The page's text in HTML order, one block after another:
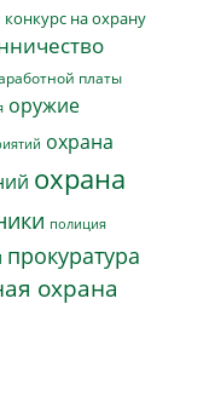
конкурс на охрану
платы
оружие
охрана
охрана
полиция
прокуратура
охрана